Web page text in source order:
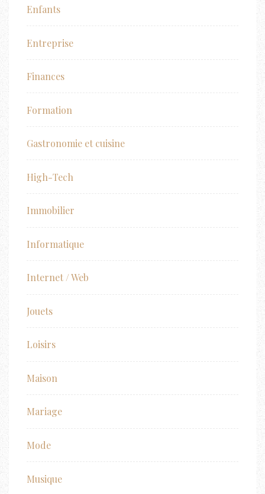
Enfants
Entreprise
Finances
Formation
Gastronomie et cuisine
High-Tech
Immobilier
Informatique
Internet / Web
Jouets
Loisirs
Maison
Mariage
Mode
Musique